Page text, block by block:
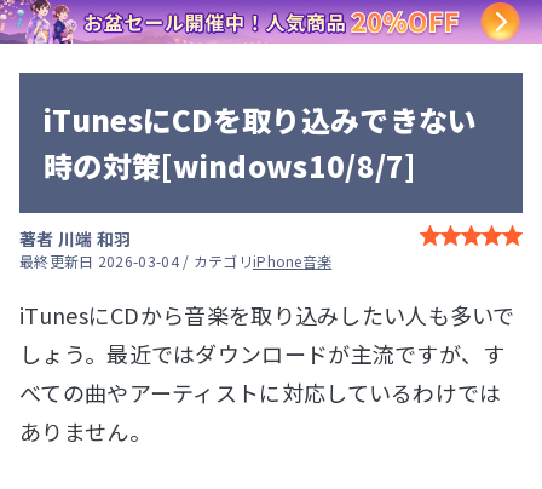
iTunesにCDを取り込みできない
時の対策[windows10/8/7]
著者 川端 和羽
最終更新日 2026-03-04 / カテゴリiPhone音楽
iTunesにCDから音楽を取り込みしたい人も多いで
しょう。最近ではダウンロードが主流ですが、す
べての曲やアーティストに対応しているわけでは
ありません。